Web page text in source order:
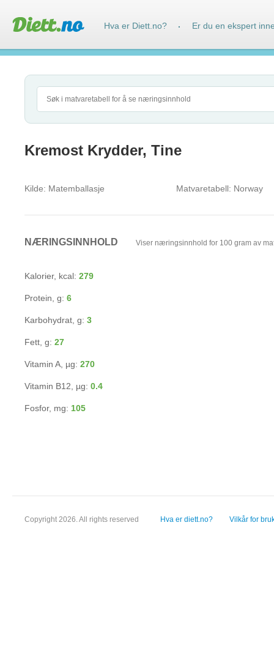
Kremost Krydder, Tine
Kilde: Matemballasje Matvaretabell: Norway
NÆRINGSINNHOLD Viser næringsinnhold for 100 gram av
Kalorier, kcal: 279
Protein, g: 6
Karbohydrat, g: 3
Fett, g: 27
Vitamin A, µg: 270
Vitamin B12, µg: 0.4
Fosfor, mg: 105
Copyright 2026. All rights reserved Hva er diett.no? Vilkår for
Hva er Diett.no? · Er du en ekspert